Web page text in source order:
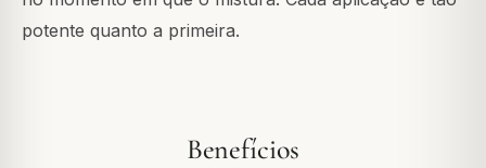
potente quanto a primeira.
Benefícios